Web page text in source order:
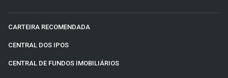
CARTEIRA RECOMENDADA
CENTRAL DOS IPOS
CENTRAL DE FUNDOS IMOBILIÁRIOS